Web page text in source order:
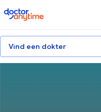
doctoranytime
Vind een dokter